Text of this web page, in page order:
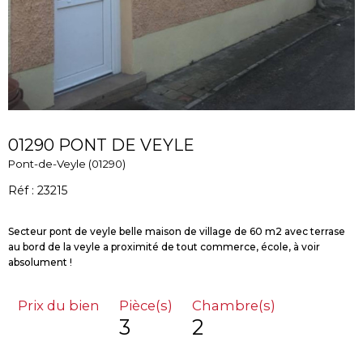
01290 PONT DE VEYLE
Pont-de-Veyle (01290)
Réf : 23215
Secteur pont de veyle belle maison de village de 60 m2 avec terrase
au bord de la veyle a proximité de tout commerce, école, à voir
Prix du bien Pièce(s)
3
Chambre(s)
2